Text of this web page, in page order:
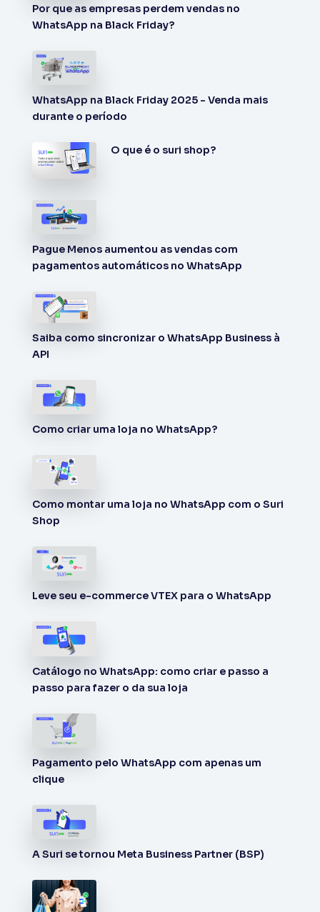
Por que as empresas perdem vendas no
WhatsApp na Black Friday?
WhatsApp na Black Friday 2025 - Venda mais
durante o período
O que é o suri shop?
Pague Menos aumentou as vendas com
pagamentos automáticos no WhatsApp
Saiba como sincronizar o WhatsApp Business à
API
Como criar uma loja no WhatsApp?
Como montar uma loja no WhatsApp com o Suri
Shop
Leve seu e-commerce VTEX para o WhatsApp
Catálogo no WhatsApp: como criar e passo a
passo para fazer o da sua loja
Pagamento pelo WhatsApp com apenas um
clique
A Suri se tornou Meta Business Partner (BSP)